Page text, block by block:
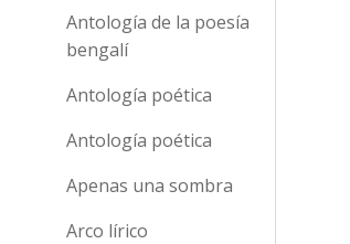
Antología de la poesía
bengalí
Antología poética
Antología poética
Apenas una sombra
Arco lírico